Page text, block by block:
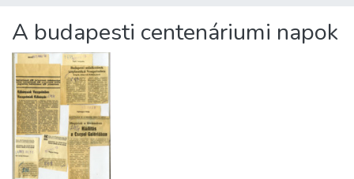
About us
A budapesti centenáriumi napok